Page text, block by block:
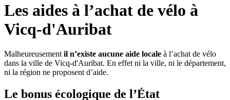
Les aides à l’achat de vélo à
Vicq-d'Auribat
Malheureusement il n’existe aucune aide locale à l’achat de vélo
dans la ville de Vicq-d'Auribat. En effet ni la ville, ni le département,
ni la région ne proposent d’aide.
Le bonus écologique de l’État